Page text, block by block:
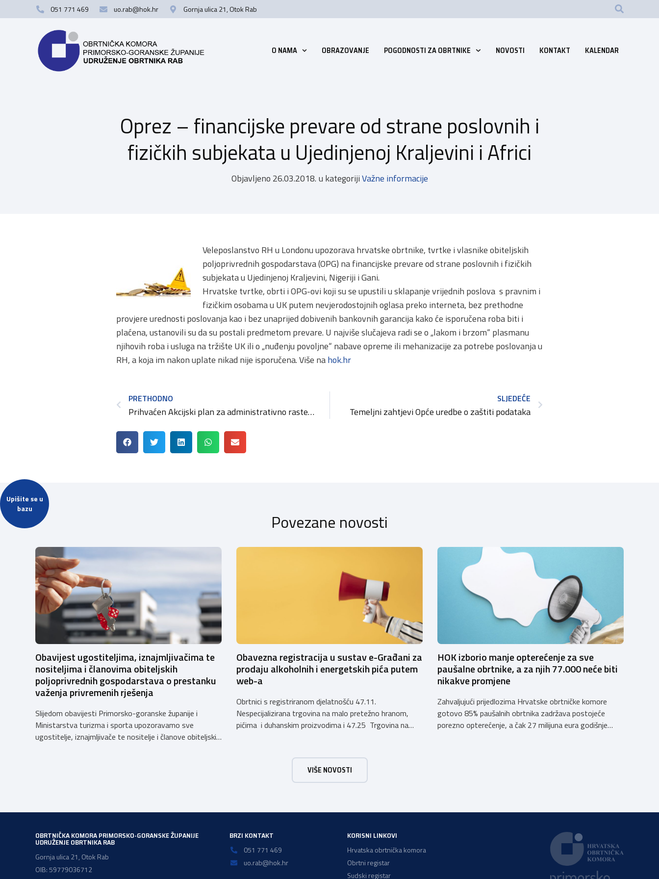
Upišite se u
bazu
051 771 469 uo.rab@hok.hr Gornja ulica 21, Otok Rab
O NAMA OBRAZOVANJE POGODNOSTI ZA OBRTNIKE NOVOSTI KONTAKT KALENDAR
Oprez – financijske prevare od strane poslovnih i
fizičkih subjekata u Ujedinjenoj Kraljevini i Africi
Objavljeno 26.03.2018. u kategorijiVažne informacije
Veleposlanstvo RH u Londonu upozorava hrvatske obrtnike, tvrtke i vlasnike obiteljskih
poljoprivrednih gospodarstava (OPG) na financijske prevare od strane poslovnih i fizičkih
subjekata u Ujedinjenoj Kraljevini, Nigeriji i Gani.
Hrvatske tvrtke, obrti i OPG-ovi koji su se upustili u sklapanje vrijednih poslova s pravnim i
fizičkim osobama u UK putem nevjerodostojnih oglasa preko interneta, bez prethodne
provjere urednosti poslovanja kao i bez unaprijed dobivenih bankovnih garancija kako će isporučena roba biti i
plaćena, ustanovili su da su postali predmetom prevare. U najviše slučajeva radi se o „lakom i brzom“ plasmanu
njihovih roba i usluga na tržište UK ili o „nuđenju povoljne“ nabave opreme ili mehanizacije za potrebe poslovanja u
RH, a koja im nakon uplate nikad nije isporučena. Više nahok.hr
PRETHODNO
Prihvaćen Akcijski plan za administrativno rasterećenje gospodarstva
SLJEDEĆE
Temeljni zahtjevi Opće uredbe o zaštiti podataka
Povezane novosti
Obavijest ugostiteljima, iznajmljivačima te
nositeljima i članovima obiteljskih
poljoprivrednih gospodarstava o prestanku
važenja privremenih rješenja
Slijedom obavijesti Primorsko-goranske županije i
Ministarstva turizma i sporta upozoravamo sve
ugostitelje, iznajmljivače te nositelje i članove obiteljskih
Obavezna registracija u sustav e-Građani za
prodaju alkoholnih i energetskih pića putem
web-a
Obrtnici s registriranom djelatnošću 47.11.
Nespecijalizirana trgovina na malo pretežno hranom,
pićima i duhanskim proizvodima i 47.25 Trgovina na
uskladiti svoje poslovne procese i osigurati tehničko
rješenje za vjerodostojnu provjeru punoljetnosti kupca
putem sustava e-Građani ili putem mobilne […]
HOK izborio manje opterećenje za sve
paušalne obrtnike, a za njih 77.000 neće biti
nikakve promjene
Zahvaljujući prijedlozima Hrvatske obrtničke komore
gotovo 85% paušalnih obrtnika zadržava postojeće
porezno opterećenje, a čak 27 milijuna eura godišnje
VIŠE NOVOSTI
OBRTNIČKA KOMORA PRIMORSKO-GORANSKE ŽUPANIJE
UDRUŽENJE OBRTNIKA RAB
Gornja ulica 21, Otok Rab
OIB: 59779036712
BRZI KONTAKT
051 771 469
uo.rab@hok.hr
KORISNI LINKOVI
Hrvatska obrtnička komora
Obrtni registar
Sudski registar